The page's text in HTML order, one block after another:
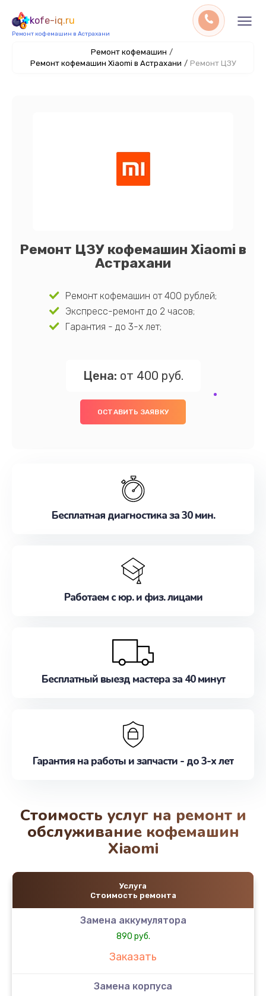
kofe-iq.ru
Ремонт кофемашин в Астрахани
Ремонт кофемашин /
Ремонт кофемашин Xiaomi в Астрахани / Ремонт ЦЗУ
Ремонт ЦЗУ кофемашин Xiaomi в
Астрахани
Ремонт кофемашин от 400 рублей;
Экспресс-ремонт до 2 часов;
Гарантия - до 3-х лет;
Цена: от 400 руб.
ОСТАВИТЬ ЗАЯВКУ
Бесплатная диагностика за 30 мин.
Работаем с юр. и физ. лицами
Бесплатный выезд мастера за 40 минут
Гарантия на работы и запчасти - до 3-х лет
Стоимость услуг на ремонт и
обслуживание кофемашин
Xiaomi
Услуга
Стоимость ремонта
Замена аккумулятора
890 руб.
Заказать
Замена корпуса